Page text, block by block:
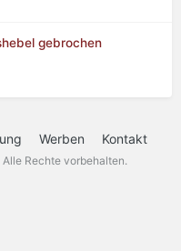
gebrochen
Werben Kontakt
Rechte vorbehalten.